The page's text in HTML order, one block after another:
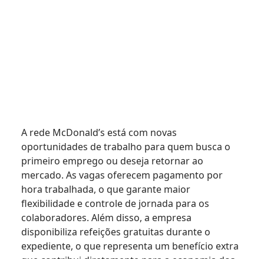
A rede McDonald’s está com novas
oportunidades de trabalho para quem busca o
primeiro emprego ou deseja retornar ao
mercado. As vagas oferecem pagamento por
hora trabalhada, o que garante maior
flexibilidade e controle de jornada para os
colaboradores. Além disso, a empresa
disponibiliza refeições gratuitas durante o
expediente, o que representa um benefício extra